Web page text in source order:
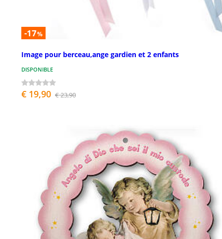
-17%
Image pour berceau,ange gardien et 2 enfants
DISPONIBLE
€ 19,90 € 23,90